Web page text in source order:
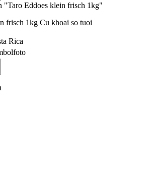
"Taro Eddoes klein frisch 1kg"
frisch 1kg Cu khoai so tuoi
Rica